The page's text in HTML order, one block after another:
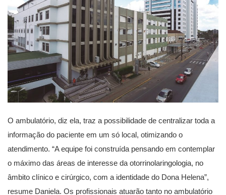
O ambulatório, diz ela, traz a possibilidade de centralizar toda a
informação do paciente em um só local, otimizando o
atendimento. “A equipe foi construída pensando em contemplar
o máximo das áreas de interesse da otorrinolaringologia, no
âmbito clínico e cirúrgico, com a identidade do Dona Helena”,
resume Daniela. Os profissionais atuarão tanto no ambulatório